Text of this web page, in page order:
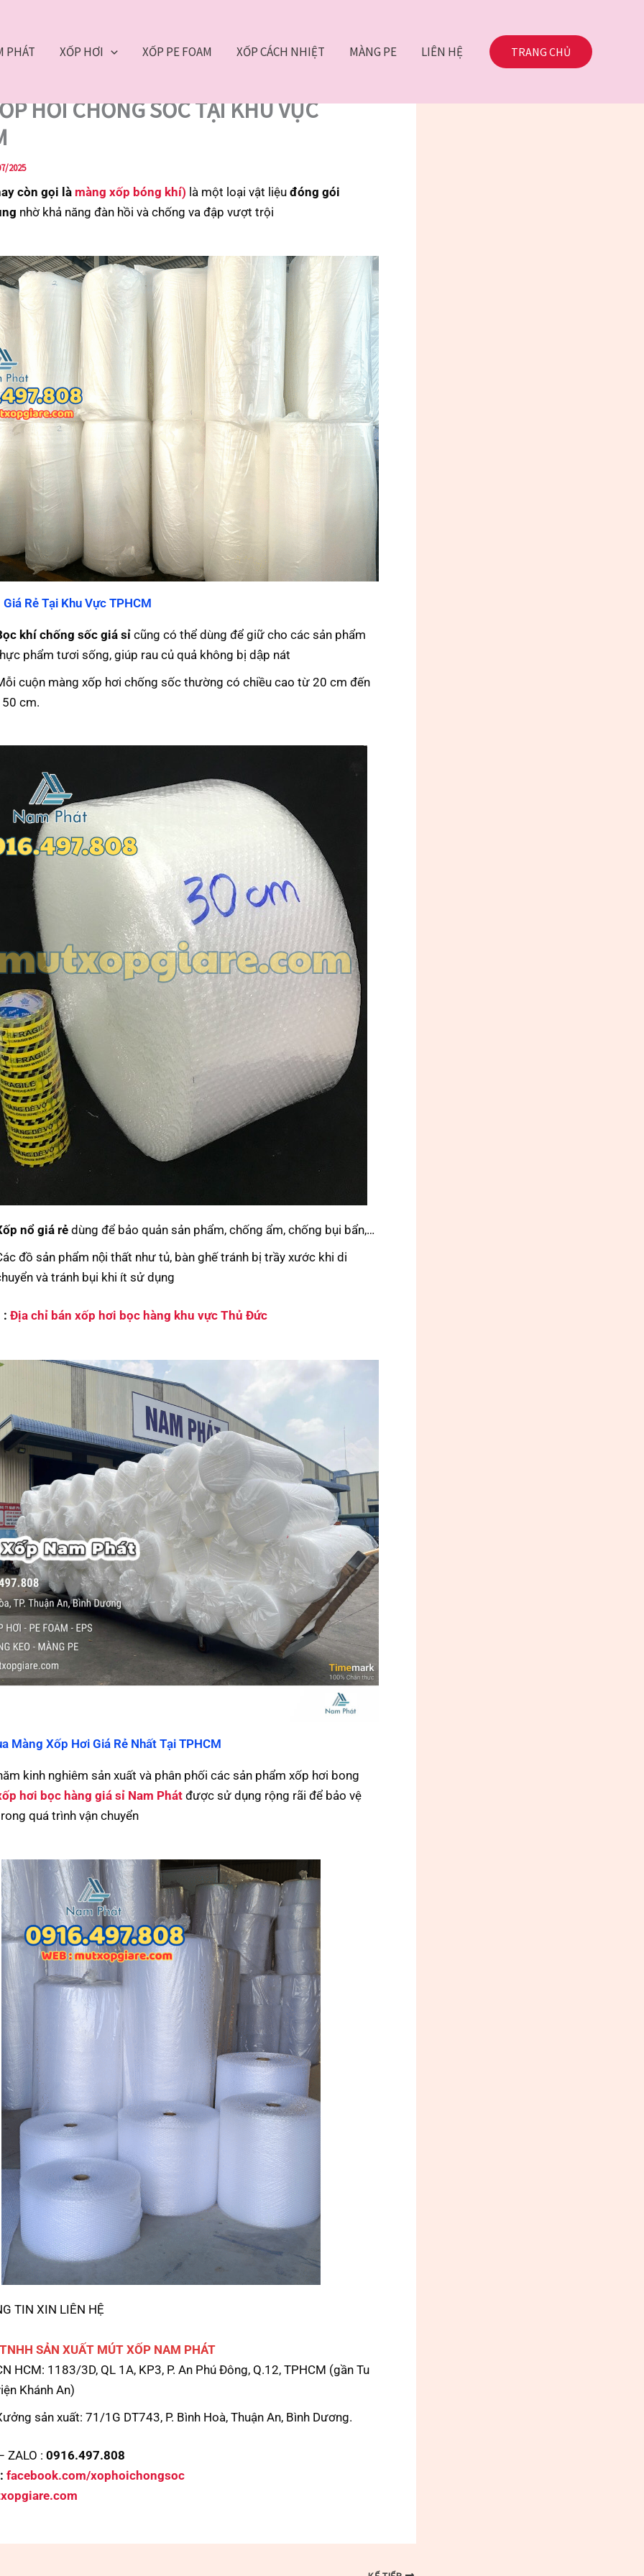
PHÁT XỐP HƠI XỐP PE FOAM XỐP CÁCH NHIỆT MÀNG PE LIÊN HỆ TRANG CHỦ
HƠI CHỐNG SỐC TẠI KHU VỰC
2025
còn gọi là màng xốp bóng khí) là một loại vật liệu đóng gói
nhờ khả năng đàn hồi và chống va đập vượt trội
Rẻ Tại Khu Vực TPHCM
khí chống sốc giá sỉcũng có thể dùng để giữ cho các sản phẩm
phẩm tươi sống, giúp rau củ quả không bị dập nát
cuộn màng xốp hơi chống sốc thường có chiều cao từ 20 cm đến
cm.
nổ giá rẻdùng để bảo quản sản phẩm, chống ẩm, chống bụi bẩn,…
đồ sản phẩm nội thất như tủ, bàn ghế tránh bị trầy xước khi di
và tránh bụi khi ít sử dụng
: Địa chỉ bán xốp hơi bọc hàng khu vực Thủ Đức
Màng Xốp Hơi Giá Rẻ Nhất Tại TPHCM
kinh nghiêm sản xuất và phân phối các sản phẩm xốp hơi bong
hơi bọc hàng giá sỉ Nam Phátđược sử dụng rộng rãi để bảo vệ
quá trình vận chuyển
TIN XIN LIÊN HỆ
SẢN XUẤT MÚT XỐP NAM PHÁT
HCM: 1183/3D, QL 1A, KP3, P. An Phú Đông, Q.12, TPHCM (gần Tu
Khánh An)
sản xuất: 71/1G DT743, P. Bình Hoà, Thuận An, Bình Dương.
ZALO : 0916.497.808
facebook.com/xophoichongsoc